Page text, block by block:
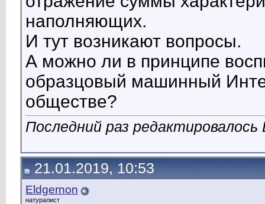
наполняющих.
И тут возникают вопросы.
А можно ли в принципе
образцовый машинный
обществе?
Последний раз
21.01.2019, 10:53
Eldgernon
натуралист